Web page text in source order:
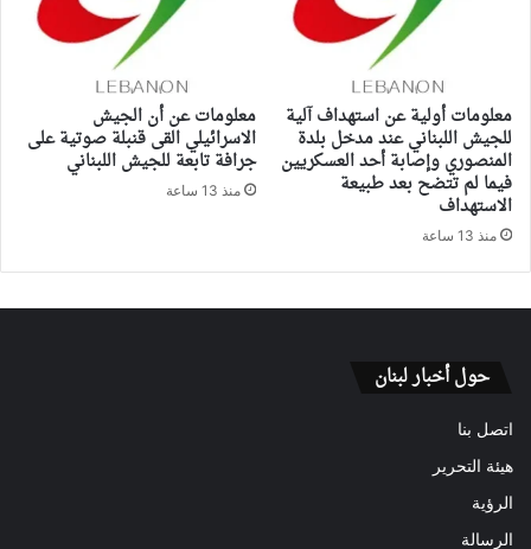
معلومات أولية عن استهداف آلية
للجيش اللبناني عند مدخل بلدة
المنصوري وإصابة أحد العسكريين
فيما لم تتضح بعد طبيعة
الاستهداف
منذ 13 ساعة
معلومات عن أن الجيش
الاسرائيلي القى قنبلة صوتية على
جرافة تابعة للجيش اللبناني
منذ 13 ساعة
حول أخبار لبنان
اتصل بنا
هيئة التحرير
الرؤية
الرسالة